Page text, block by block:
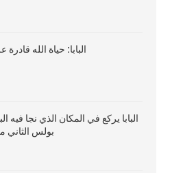
البابا: حياة الله قادرة
البابا يركع في المكان الذي نجا فيه
بولس الثاني